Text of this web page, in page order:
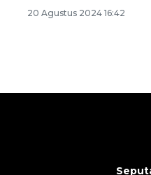
20 Agustus 2024 16:42